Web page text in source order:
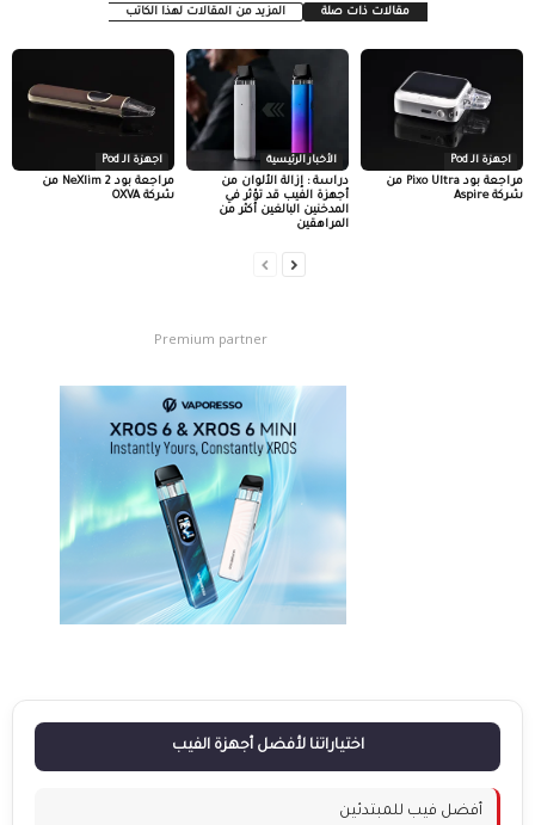
مقالات ذات صلة المزيد من المقالات لهذا الكاتب
اجهزة الـ Pod
مراجعة بود NeXlim 2 من
شركة OXVA
الأخبار الرئيسية
دراسة : إزالة الألوان من
أجهزة الفيب قد تؤثر في
المدخنين البالغين أكثر من
المراهقين
اجهزة الـ Pod
مراجعة بود Pixo Ultra من
شركة Aspire
Premium partner
اختياراتنا لأفضل أجهزة الفيب
أفضل فيب للمبتدئين